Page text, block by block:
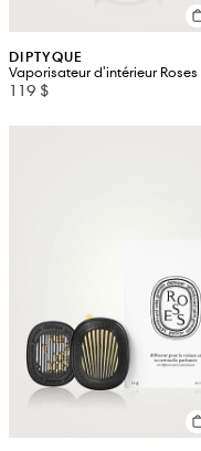
DIPTYQUE
Vaporisateur d'intérieur Roses
119 $